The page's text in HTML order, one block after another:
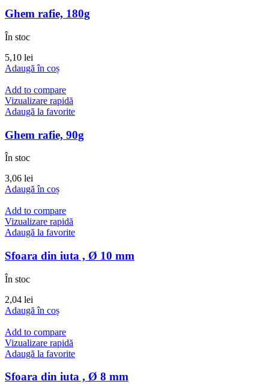
Ghem rafie, 180g
În stoc
5,10 lei
Adaugă în coș
Add to compare
Vizualizare rapidă
Adaugă la favorite
Ghem rafie, 90g
În stoc
3,06 lei
Adaugă în coș
Add to compare
Vizualizare rapidă
Adaugă la favorite
Sfoara din iuta , Ø 10 mm
În stoc
2,04 lei
Adaugă în coș
Add to compare
Vizualizare rapidă
Adaugă la favorite
Sfoara din iuta , Ø 8 mm